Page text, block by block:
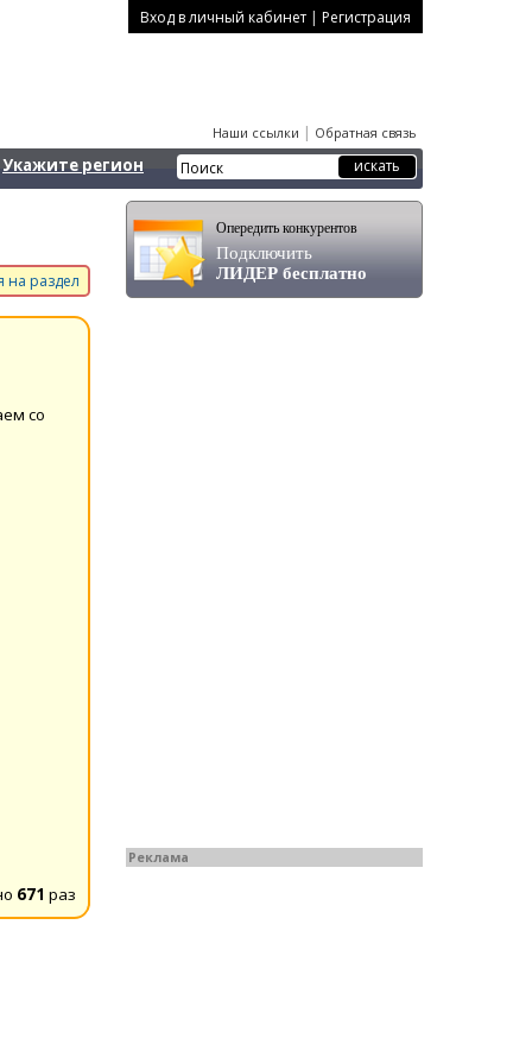
Вход в личный кабинет | Регистрация
Наши ссылки | Обратная связь
Укажите регион
на раздел
со
671 раз
Опередить конкурентов
Подключить
ЛИДЕР бесплатно
Реклама